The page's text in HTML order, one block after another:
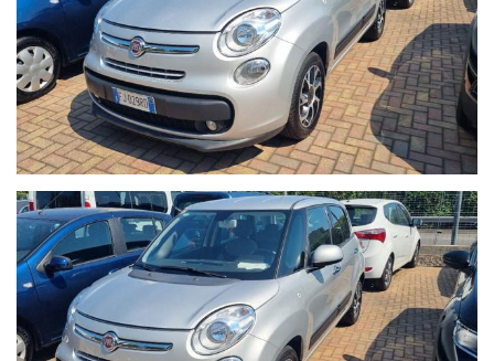
- Seguici anche su Facebook:
www.facebook.com/Autoquadrifoglio
- 12 MESI di garanzia MAPFRE a chilometraggio illimitato
compresa.
- La Garanzia MAPFRE, oltre a tutelare la vostra auto da guasti
di origine meccanica ed elettronica, vi offre un servizio di
assistenza 24h su 24, 7 giorni su 7, soccorso stradale in caso di
rottura e auto sostitutiva se la vostra vettura rimane ferma più
di 8 ore in officina.
- Possibilità di estensione della garanzia di ulteriori 12 mesi.
- Possibilità di finanziamenti personalizzati, assicurazioni furto &
incendio, kasko, eventi naturali a prezzi estremamente